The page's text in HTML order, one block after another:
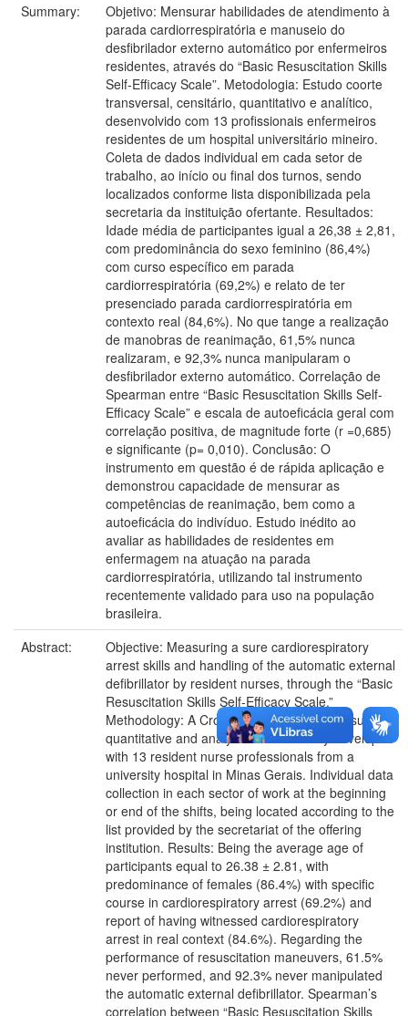
Summary:
Objetivo: Mensurar habilidades de atendimento à
parada cardiorrespiratória e manuseio do
desfibrilador externo automático por enfermeiros
residentes, através do “Basic Resuscitation Skills
Self-Efficacy Scale”. Metodologia: Estudo coorte
transversal, censitário, quantitativo e analítico,
desenvolvido com 13 profissionais enfermeiros
residentes de um hospital universitário mineiro.
Coleta de dados individual em cada setor de
trabalho, ao início ou final dos turnos, sendo
localizados conforme lista disponibilizada pela
secretaria da instituição ofertante. Resultados:
Idade média de participantes igual a 26,38 ± 2,81,
com predominância do sexo feminino (86,4%)
com curso específico em parada
cardiorrespiratória (69,2%) e relato de ter
presenciado parada cardiorrespiratória em
contexto real (84,6%). No que tange a realização
de manobras de reanimação, 61,5% nunca
realizaram, e 92,3% nunca manipularam o
desfibrilador externo automático. Correlação de
Spearman entre “Basic Resuscitation Skills Self-
Efficacy Scale” e escala de autoeficácia geral com
correlação positiva, de magnitude forte (r =0,685)
e significante (p= 0,010). Conclusão: O
instrumento em questão é de rápida aplicação e
demonstrou capacidade de mensurar as
competências de reanimação, bem como a
autoeficácia do indivíduo. Estudo inédito ao
avaliar as habilidades de residentes em
enfermagem na atuação na parada
cardiorrespiratória, utilizando tal instrumento
recentemente validado para uso na população
brasileira.
Abstract:
Objective: Measuring a sure cardiorespiratory
arrest skills and handling of the automatic external
defibrillator by resident nurses, through the “Basic
Resuscitation Skills Self-Efficacy Scale.”
Methodology: A Cross-sectional study, census,
quantitative and analytical cohort study developed
with 13 resident nurse professionals from a
university hospital in Minas Gerais. Individual data
collection in each sector of work at the beginning
or end of the shifts, being located according to the
list provided by the secretariat of the offering
institution. Results: Being the average age of
participants equal to 26.38 ± 2.81, with
predominance of females (86.4%) with specific
course in cardiorespiratory arrest (69.2%) and
report of having witnessed cardiorespiratory
arrest in real context (84.6%). Regarding the
performance of resuscitation maneuvers, 61.5%
never performed, and 92.3% never manipulated
the automatic external defibrillator. Spearman’s
correlation between “Basic Resuscitation Skills